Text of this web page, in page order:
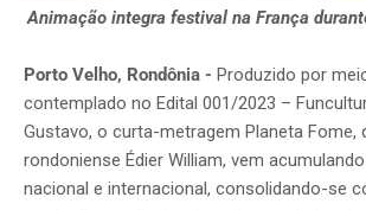
Animação integra festival na França
Porto Velho, Rondônia - Produzido por
contemplado no Edital 001/2023 –
Gustavo, o curta-metragem Planeta Fome,
rondoniense Édier William, vem
nacional e internacional, consolidando-se